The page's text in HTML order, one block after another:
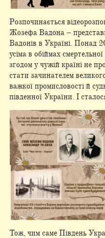
Розпочинається
Жозефа Вадона –
Вадонів в Україні. Понад
усіма в обіймах
згодом у чужій країні не
стати зачинателем
важкої промисловості й
південної України. І
Тож, чим саме Південь